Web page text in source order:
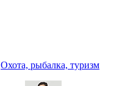
Охота, рыбалка, туризм